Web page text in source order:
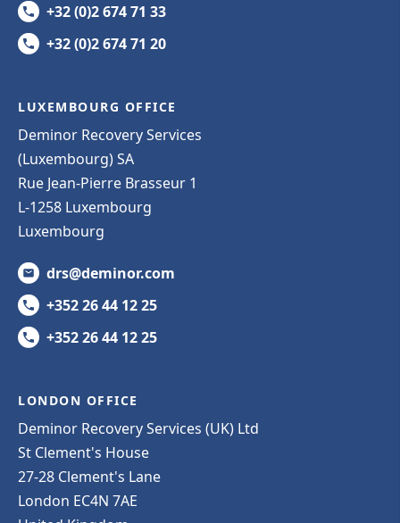
+32 (0)2 674 71 33
+32 (0)2 674 71 20
LUXEMBOURG OFFICE
Deminor Recovery Services
(Luxembourg) SA
Rue Jean-Pierre Brasseur 1
L-1258 Luxembourg
Luxembourg
drs@deminor.com
+352 26 44 12 25
+352 26 44 12 25
LONDON OFFICE
Deminor Recovery Services (UK) Ltd
St Clement's House
27-28 Clement's Lane
London EC4N 7AE